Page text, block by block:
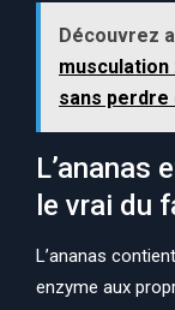
Découvrez
sans perdre
L’ananas
le vrai du
L’ananas
enzyme aux